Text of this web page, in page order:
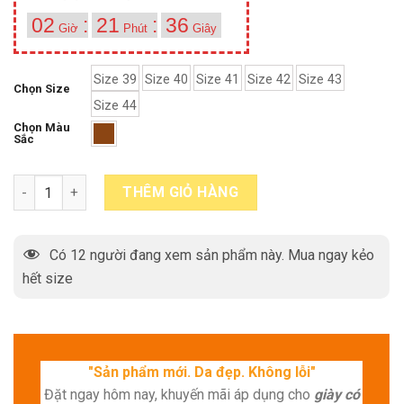
02 Giờ : 21 Phút : 36 Giây
Chọn Size
Size 39 Size 40 Size 41 Size 42 Size 43
Size 44
Chọn Màu
Sắc
Giày da nam thủ công đế khâu bền bỉ Monkstrap T016 quantity
THÊM GIỎ HÀNG
Có 12 người đang xem sản phẩm này. Mua ngay kẻo
hết size
"Sản phẩm mới. Da đẹp. Không lỗi"
Đặt ngay hôm nay, khuyến mãi áp dụng cho giày có